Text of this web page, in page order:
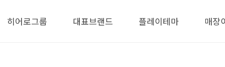
히어로그룹 대표브랜드 플레이테마 매장